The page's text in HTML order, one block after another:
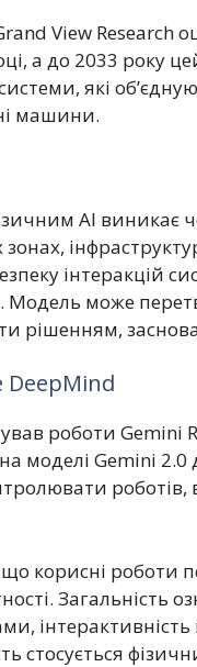
View Research
а до 2033 року
які
машини.
AI виникає
інтеракцій
може
рішенням,
DeepMind
роботи Gemini
моделі Gemini 2.0
роботів,
корисні роботи
Загальність
стосується